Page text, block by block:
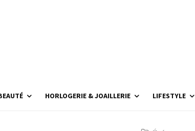
HORLOGERIE & JOAILLERIE LIFESTYLE